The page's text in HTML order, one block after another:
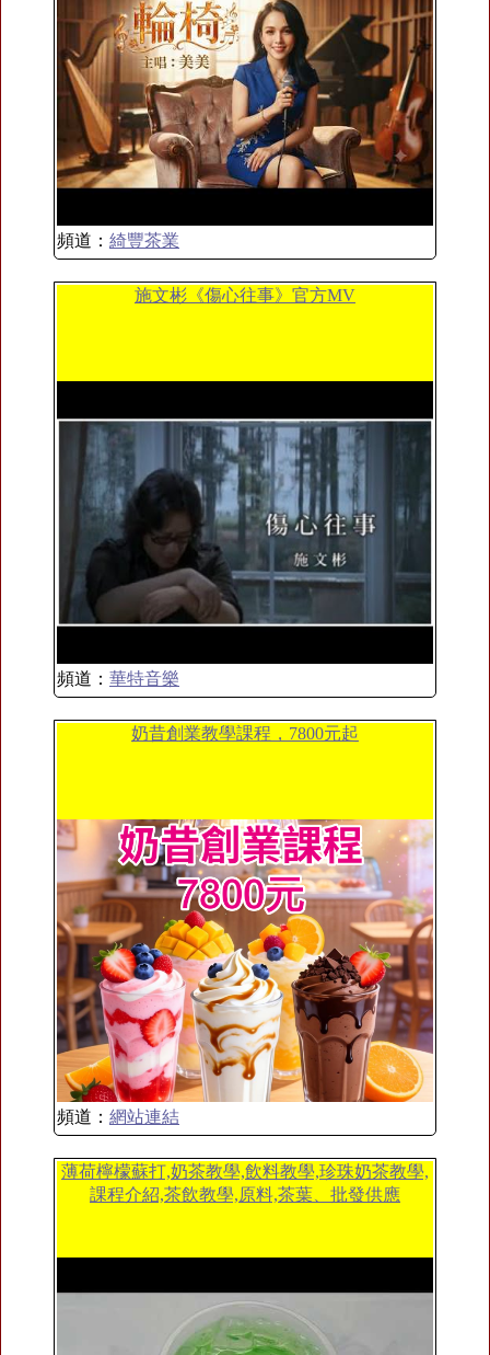
頻道： 綺豐茶業
施文彬《傷心往事》官方MV
頻道： 華特音樂
奶昔創業教學課程，7800元起
頻道： 網站連結
薄荷檸檬蘇打,奶茶教學,飲料教學,珍珠奶茶教學,
課程介紹,茶飲教學,原料,茶葉、批發供應